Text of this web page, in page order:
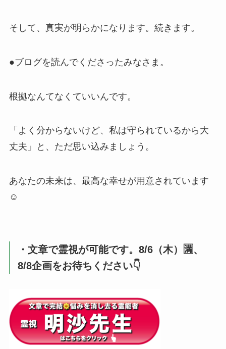
そして、真実が明らかになります。続きます。
●ブログを読んでくださったみなさま。
根拠なんてなくていいんです。
「よく分からないけど、私は守られているから大
丈夫」と、ただ思い込みましょう。
あなたの未来は、最高な幸せが用意されています
☺️
・文章で霊視が可能です。8/6（木）🈵、
8/8企画をお待ちください👇️